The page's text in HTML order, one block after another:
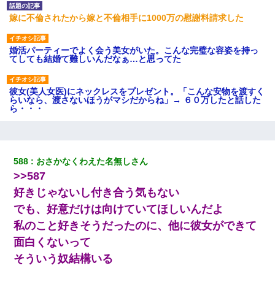
嫁に不倫されたから嫁と不倫相手に1000万の慰謝料請求した
婚活パーティーでよく会う美女がいた。こんな完璧な容姿を持っ
てしても結婚て難しいんだなぁ…と思ってた
彼女(美人女医)にネックレスをプレゼント。「こんな安物を渡すく
らいなら、渡さないほうがマシだからね」→ ６０万したと話した
ら・・・
と！」俺「会社にいない？」→次の瞬間、すごい鳥肌が立った
【修羅場】彼女親「カスな家柄のヤツなんかと家族になるのはご
めんだ」俺「じゃあ別れます…」→ 彼女「なんで言い返してくれ
なかったの？（泣」
ワイアラサー主婦、昨晩久しぶりに夫と致した結果ｗｗｗｗｗ
588 おさかなくわえた名無しさん
>>587
好きじゃないし付き合う気もない
でも、好意だけは向けていてほしいんだよ
私のこと好きそうだったのに、他に彼女ができて
面白くないって
そういう奴結構いる